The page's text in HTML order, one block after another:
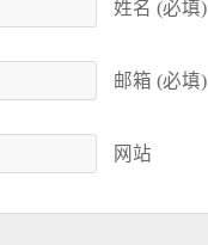
姓名 (必填)
邮箱 (必填)
网站